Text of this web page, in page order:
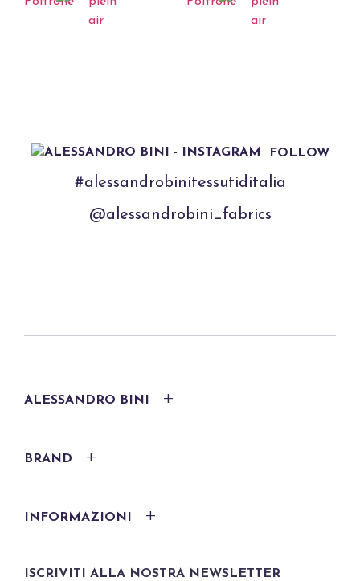
FOLLOW
#alessandrobinitessutiditalia
@alessandrobini_fabrics
ALESSANDRO BINI
BRAND
INFORMAZIONI
ISCRIVITI ALLA NOSTRA NEWSLETTER